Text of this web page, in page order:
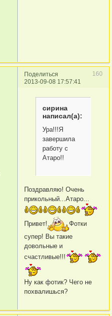
Поделиться
160
2013-09-08 17:57:41
сирина
написал(а):
Ура!!!Я
завершила
работу с
Атаро!!
Поздравляю! Очень
прикольный...Атаро...
Привет!
Фотки
супер! Вы такие
довольные и
счастливые!!!
Ну как фотик? Чего не
похвалишься?